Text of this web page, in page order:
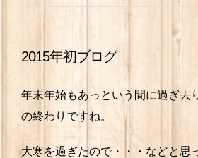
2015年初ブログ
年末年始もあっという間に過ぎ去
の終わりですね。
大寒を過ぎたので・・・などと思